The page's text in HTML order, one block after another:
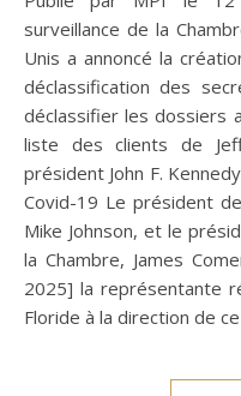
surveillance de la
Unis a annoncé la
déclassification des
déclassifier les dossiers
liste des clients de
président John F.
Covid-19 Le président
Mike Johnson, et le
la Chambre, James
2025] la représentante
Floride à la direction de